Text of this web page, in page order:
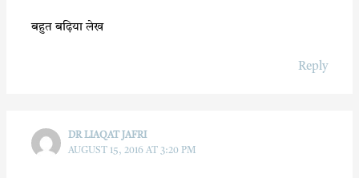
बहुत बढ़िया लेख
Reply
DR LIAQAT JAFRI
AUGUST 15, 2016 AT 3:20 PM